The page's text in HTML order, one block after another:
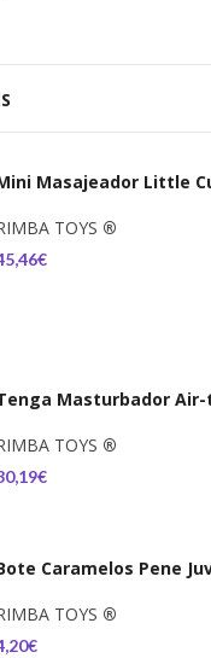
Masajeador Little
TOYS ®
Masturbador
TOYS ®
Caramelos Pene
TOYS ®